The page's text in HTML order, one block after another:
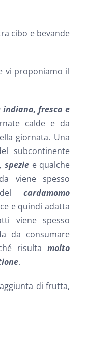
cibo e bevande
vi proponiamo il
fresca e
calde e da
giornata. Una
subcontinente
spezie e qualche
viene spesso
cardamomo
e quindi adatta
viene spesso
da consumare
risultamolto
.
di frutta,